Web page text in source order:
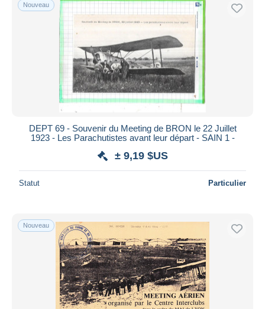
Nouveau
DEPT 69 - Souvenir du Meeting de BRON le 22 Juillet
1923 - Les Parachutistes avant leur départ - SAIN 1 -
± 9,19 $US
Statut Particulier
Nouveau